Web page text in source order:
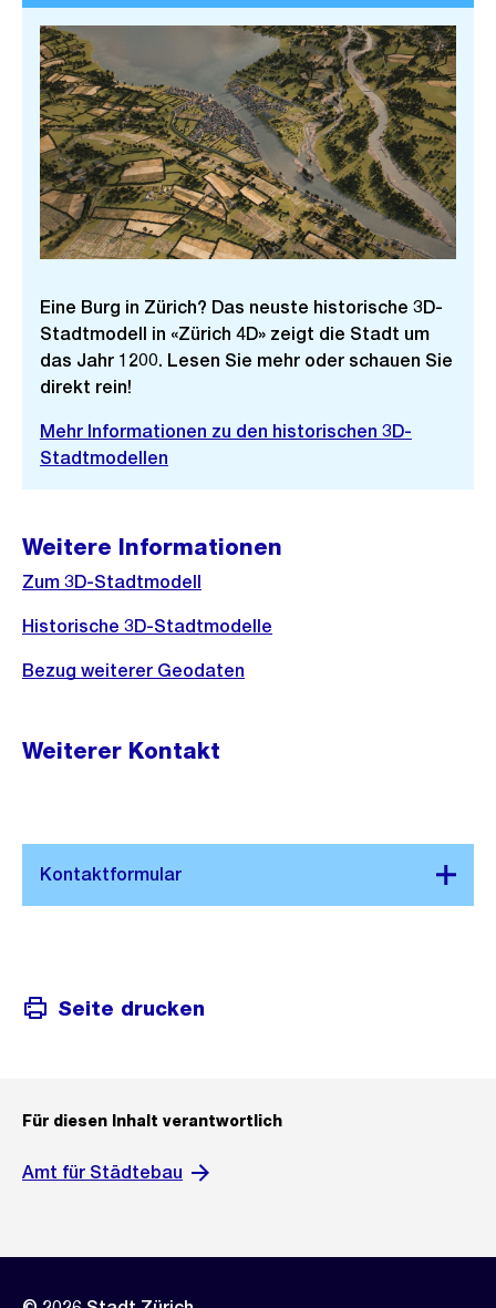
Eine Burg in Zürich? Das neuste historische 3D-
Stadtmodell in «Zürich 4D» zeigt die Stadt um
das Jahr 1200. Lesen Sie mehr oder schauen Sie
direkt rein!
Mehr Informationen zu den historischen 3D-
Stadtmodellen
Weitere Informationen
Zum 3D-Stadtmodell
Historische 3D-Stadtmodelle
Bezug weiterer Geodaten
Weiterer Kontakt
Seite drucken
Für diesen Inhalt verantwortlich
Amt für Städtebau